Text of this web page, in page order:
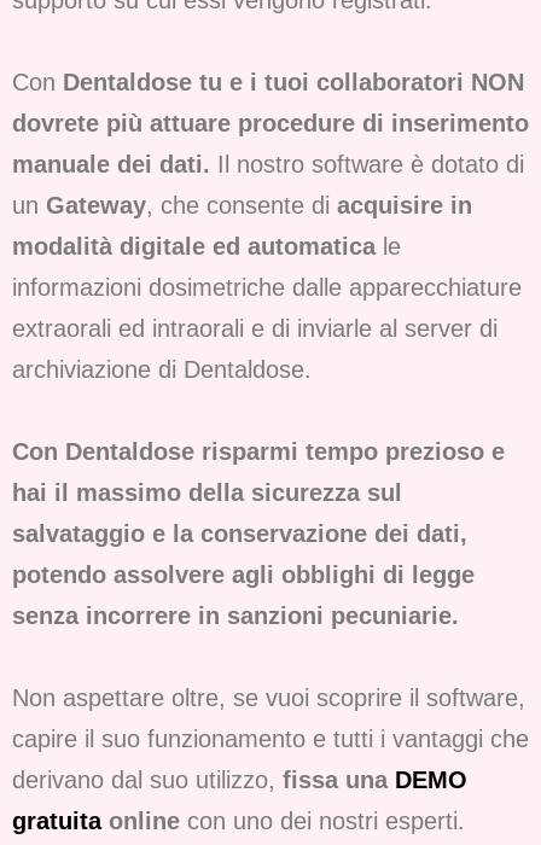
Con Dentaldose tu e i tuoi collaboratori NON
dovrete più attuare procedure di inserimento
manuale dei dati. Il nostro software è dotato di
un Gateway, che consente di acquisire in
modalità digitale ed automaticale
informazioni dosimetriche dalle apparecchiature
extraorali ed intraorali e di inviarle al server di
archiviazione di Dentaldose.
Con Dentaldose risparmi tempo prezioso e
hai il massimo della sicurezza sul
salvataggio e la conservazione dei dati,
potendo assolvere agli obblighi di legge
senza incorrere in sanzioni pecuniarie.
Non aspettare oltre, se vuoi scoprire il software,
capire il suo funzionamento e tutti i vantaggi che
derivano dal suo utilizzo, fissa una DEMO
gratuita online con uno dei nostri esperti.